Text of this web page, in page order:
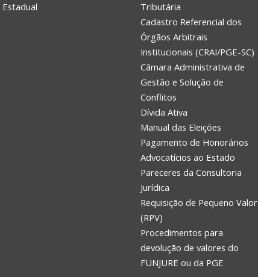
Estadual
Tributária
Cadastro Referencial dos
Órgãos Arbitrais
Institucionais (CRAI/PGE-SC)
Câmara Administrativa de
Gestão e Solução de
Conflitos
Dívida Ativa
Manual das Eleições
Pagamento de Honorários
Advocatícios ao Estado
Pareceres da Consultoria
Jurídica
Requisição de Pequeno Valor
(RPV)
Procedimentos para
devolução de valores do
FUNJURE ou da PGE